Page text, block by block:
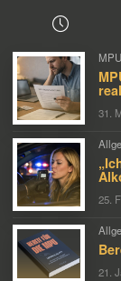
31.
25.
21.